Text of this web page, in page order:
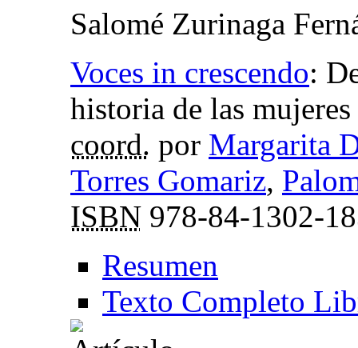
Salomé Zurinaga
Voces in crescendo:
historia de las
coord. por Margarita
Torres Gomariz,
ISBN 978-84-1302-
Resumen
Texto Completo